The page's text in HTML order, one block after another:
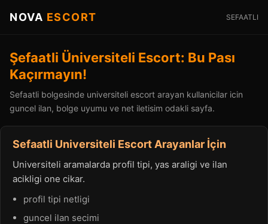
NOVA ESCORT SEFAATLI
Şefaatli Üniversiteli Escort: Bu Pası
Kaçırmayın!
Sefaatli bolgesinde universiteli escort arayan kullanicilar icin
guncel ilan, bolge uyumu ve net iletisim odakli sayfa.
Sefaatli Universiteli Escort Arayanlar İçin
Universiteli aramalarda profil tipi, yas araligi ve ilan
acikligi one cikar.
profil tipi netligi
guncel ilan secimi